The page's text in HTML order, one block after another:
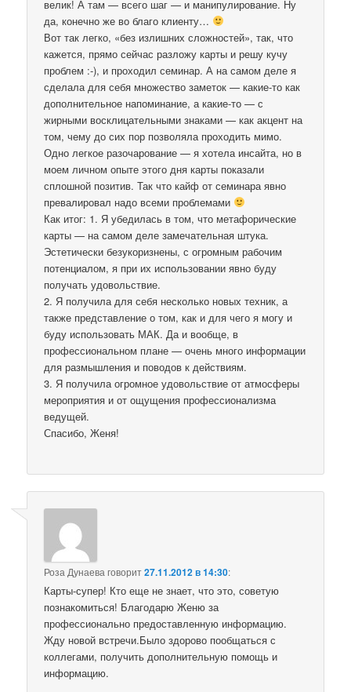
велик! А там — всего шаг — и манипулирование. Ну
да, конечно же во благо клиенту…
Вот так легко, «без излишних сложностей», так, что
кажется, прямо сейчас разложу карты и решу кучу
проблем :-), и проходил семинар. А на самом деле я
сделала для себя множество заметок — какие-то как
дополнительное напоминание, а какие-то — с
жирными восклицательными знаками — как акцент на
том, чему до сих пор позволяла проходить мимо.
Одно легкое разочарование — я хотела инсайта, но в
моем личном опыте этого дня карты показали
сплошной позитив. Так что кайф от семинара явно
превалировал надо всеми проблемами
Как итог: 1. Я убедилась в том, что метафорические
карты — на самом деле замечательная штука.
Эстетически безукоризнены, с огромным рабочим
потенциалом, я при их использовании явно буду
получать удовольствие.
2. Я получила для себя несколько новых техник, а
также представление о том, как и для чего я могу и
буду использовать МАК. Да и вообще, в
профессиональном плане — очень много информации
для размышления и поводов к действиям.
3. Я получила огромное удовольствие от атмосферы
мероприятия и от ощущения профессионализма
ведущей.
Спасибо, Женя!
Роза Дунаева говорит27.11.2012 в 14:30:
Карты-супер! Кто еще не знает, что это, советую
познакомиться! Благодарю Женю за
профессионально предоставленную информацию.
Жду новой встречи.Было здорово пообщаться с
коллегами, получить дополнительную помощь и
информацию.